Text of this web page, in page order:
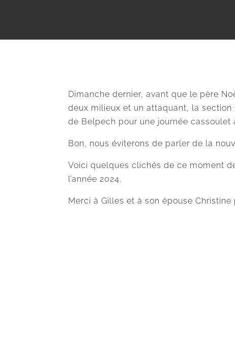
Dimanche dernier, avant que le père
deux milieux et un attaquant, la section
de Belpech pour une journée cassoulet
Bon, nous éviterons de parler de la
Voici quelques clichés de ce moment
l’année 2024.
Merci à Gilles et à son épouse Christine